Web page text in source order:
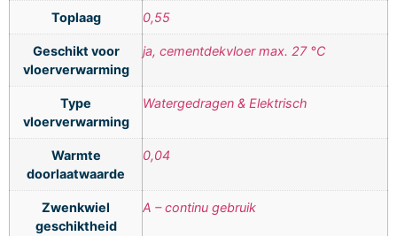
Toplaag 0,55
Geschikt voor
vloerverwarming
ja, cementdekvloer max. 27 °C
Type
vloerverwarming
Watergedragen & Elektrisch
Warmte
doorlaatwaarde
0,04
Zwenkwiel
geschiktheid
A – continu gebruik